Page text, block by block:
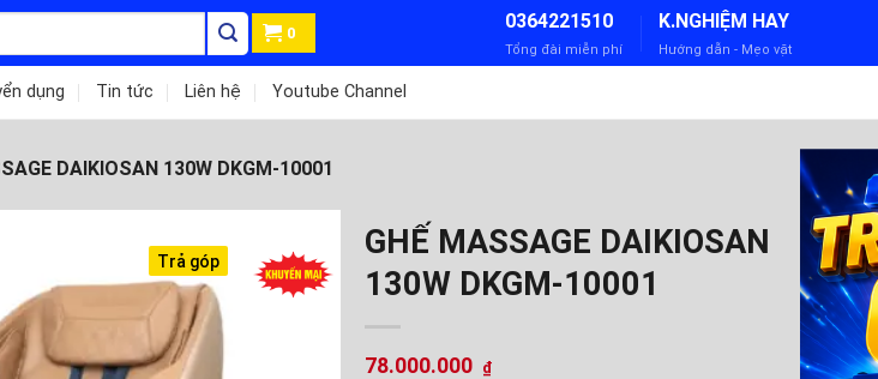
0
0364221510
Tổng đài miễn phí
K.NGHIỆM HAY
Hướng dẫn - Mẹo vặt
dụng Tin tức Liên hệ Youtube Channel
DAIKIOSAN 130W DKGM-10001
Trả góp
GHẾ MASSAGE DAIKIOSAN
130W DKGM-10001
78.000.000 ₫